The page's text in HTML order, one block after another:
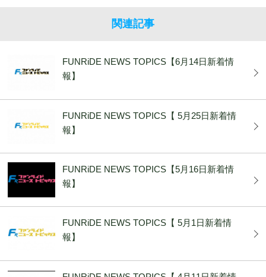
関連記事
FUNRiDE NEWS TOPICS【6月14日新着情
報】
FUNRiDE NEWS TOPICS【 5月25日新着情
報】
FUNRiDE NEWS TOPICS【5月16日新着情
報】
FUNRiDE NEWS TOPICS【 5月1日新着情
報】